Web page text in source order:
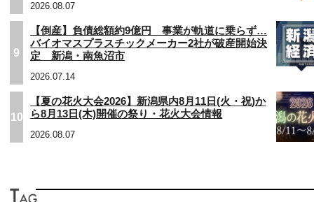
2026.08.07
9
【倒産】負債総額約9億円 事業が軌道に乗らず…
バイオマスプラスチックメーカー2社が破産開始決
定 新潟・南魚沼市
2026.07.14
10
【夏の花火大会2026】新潟県内8月11日(火・祝)か
ら8月13日(木)開催の祭り・花火大会情報
2026.08.07